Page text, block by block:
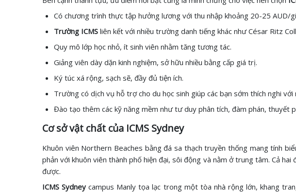
Có chương trình thực tập hưởng lương với thu nhập khoảng 20-25
Trường ICMS liên kết với nhiều trường danh tiếng khác như César Ritz
Quy mô lớp học nhỏ, ít sinh viên nhằm tăng tương tác.
Giảng viên dày dặn kinh nghiệm, sở hữu nhiều bằng cấp giá trị.
Ký túc xá rộng, sạch sẽ, đầy đủ tiện ích.
Trường có dịch vụ hỗ trợ cho du học sinh giúp các bạn sớm thích nghi
Đào tạo thêm các kỹ năng mềm như tư duy phân tích, đàm phán, thuyết
Cơ sở vật chất của ICMS Sydney
Khuôn viên Northern Beaches bằng đá sa thạch truyền thống mang tính
phản với khuôn viên thành phố hiện đại, sôi động và nằm ở trung tâm. Cả
được.
ICMS Sydney campus Manly tọa lạc trong một tòa nhà rộng lớn, khang